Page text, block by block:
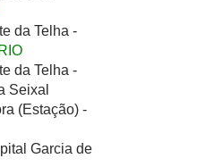
da Telha -
da Telha -
Seixal
(Estação) -
Garcia de